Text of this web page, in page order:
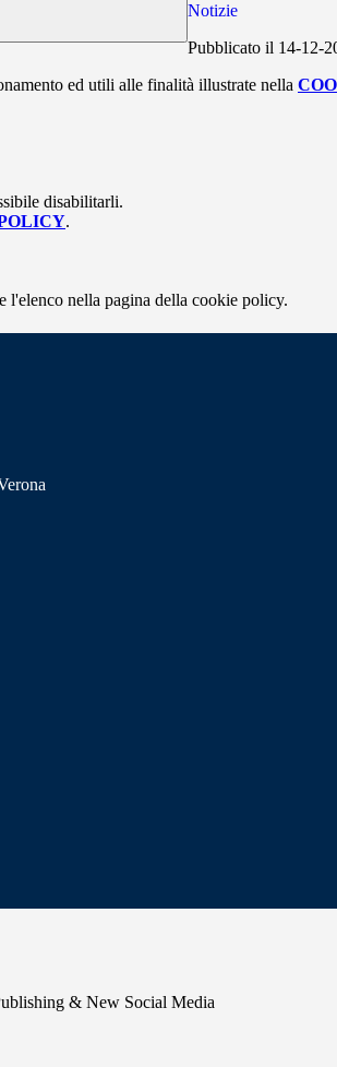
Notizie
Pubblicato il 14-12-
ed utili alle finalità illustrate nella
disabilitarli.
.
l'elenco nella pagina della cookie policy.
& New Social Media